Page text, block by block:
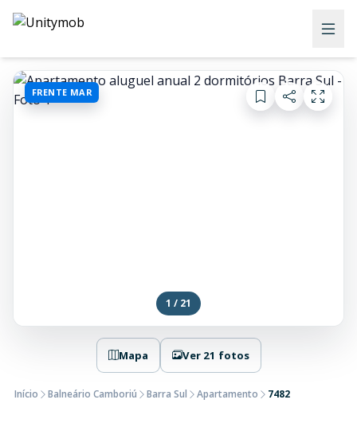
FRENTE MAR
1 / 21
Mapa Ver 21 fotos
Início Balneário Camboriú Barra Sul Apartamento 7482